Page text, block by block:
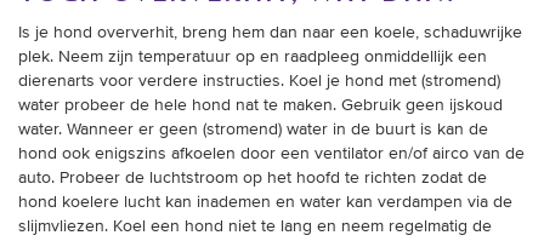
Is je hond oververhit, breng hem dan naar een koele, schaduwrijke
plek. Neem zijn temperatuur op en raadpleeg onmiddellijk een
dierenarts voor verdere instructies. Koel je hond met (stromend)
water probeer de hele hond nat te maken. Gebruik geen ijskoud
water. Wanneer er geen (stromend) water in de buurt is kan de
hond ook enigszins afkoelen door een ventilator en/of airco van de
auto. Probeer de luchtstroom op het hoofd te richten zodat de
hond koelere lucht kan inademen en water kan verdampen via de
slijmvliezen. Koel een hond niet te lang en neem regelmatig de